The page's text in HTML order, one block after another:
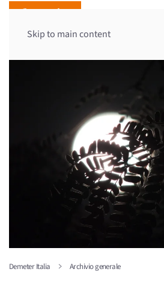
Skip to main content
Demeter Italia Archivio generale